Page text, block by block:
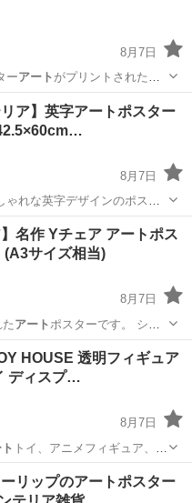
8月7日
ーアート がプリントされた、
リア】英字アートポスター
8月7日
ゃれな英字デザインのポスタ
love laugh and be happy.
に）」というポジティブなメ
ア雑貨/小物
名作 Yチェア アートポス
(A3サイズ相当)
8月7日
アート ポスターです。 シン
ア雑貨/小物
HOUSE 透明フィギュア
ディスプ…
8月7日
トイ、アニメフィギュア、ミ
ア アート
ーリップのアートポスター